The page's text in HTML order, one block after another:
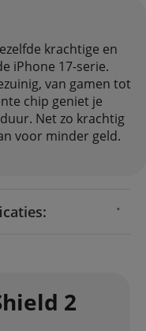
krachtige en
iPhone 17-serie.
van gamen tot
chip geniet je
Net zo krachtig
voor minder geld.
2